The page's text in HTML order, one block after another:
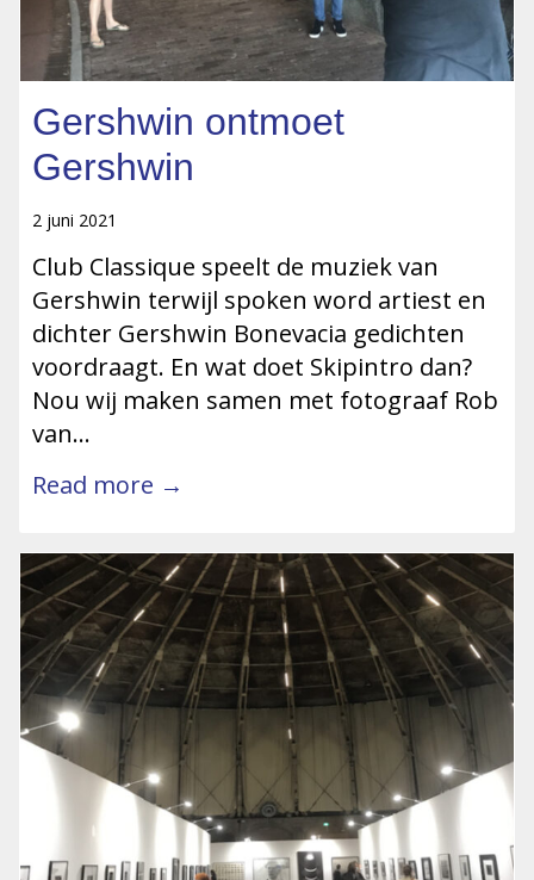
Gershwin ontmoet
Gershwin
2 juni 2021
Club Classique speelt de muziek van
Gershwin terwijl spoken word artiest en
dichter Gershwin Bonevacia gedichten
voordraagt. En wat doet Skipintro dan?
Nou wij maken samen met fotograaf Rob
van…
Read more →